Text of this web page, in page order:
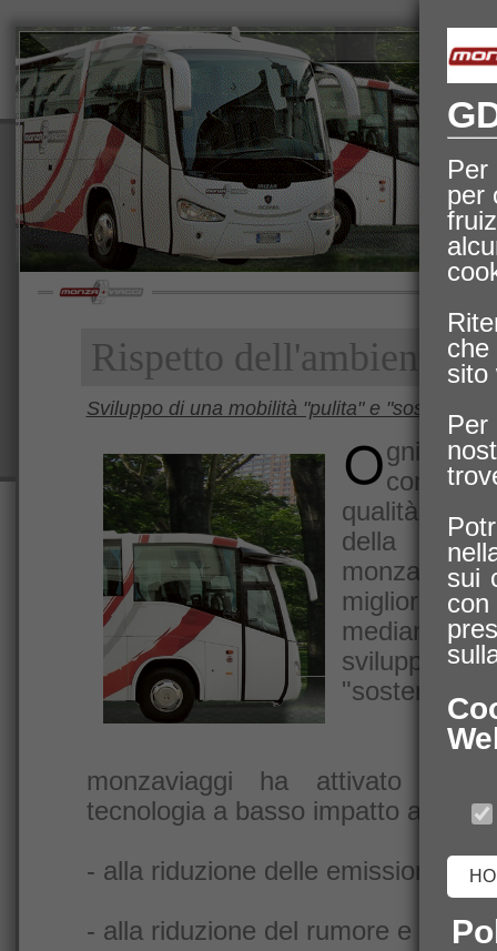
Rispetto dell'ambiente
Sviluppo di una mobilità "pulita" e "sostenibile"
gni
qualità della
della
mediante
sviluppo
"sostenibile".
monzaviaggi ha attivato una
tecnologia a basso impatto
- alla riduzione delle emissioni
- alla riduzione del rumore e delle
Per
per
sito
sui